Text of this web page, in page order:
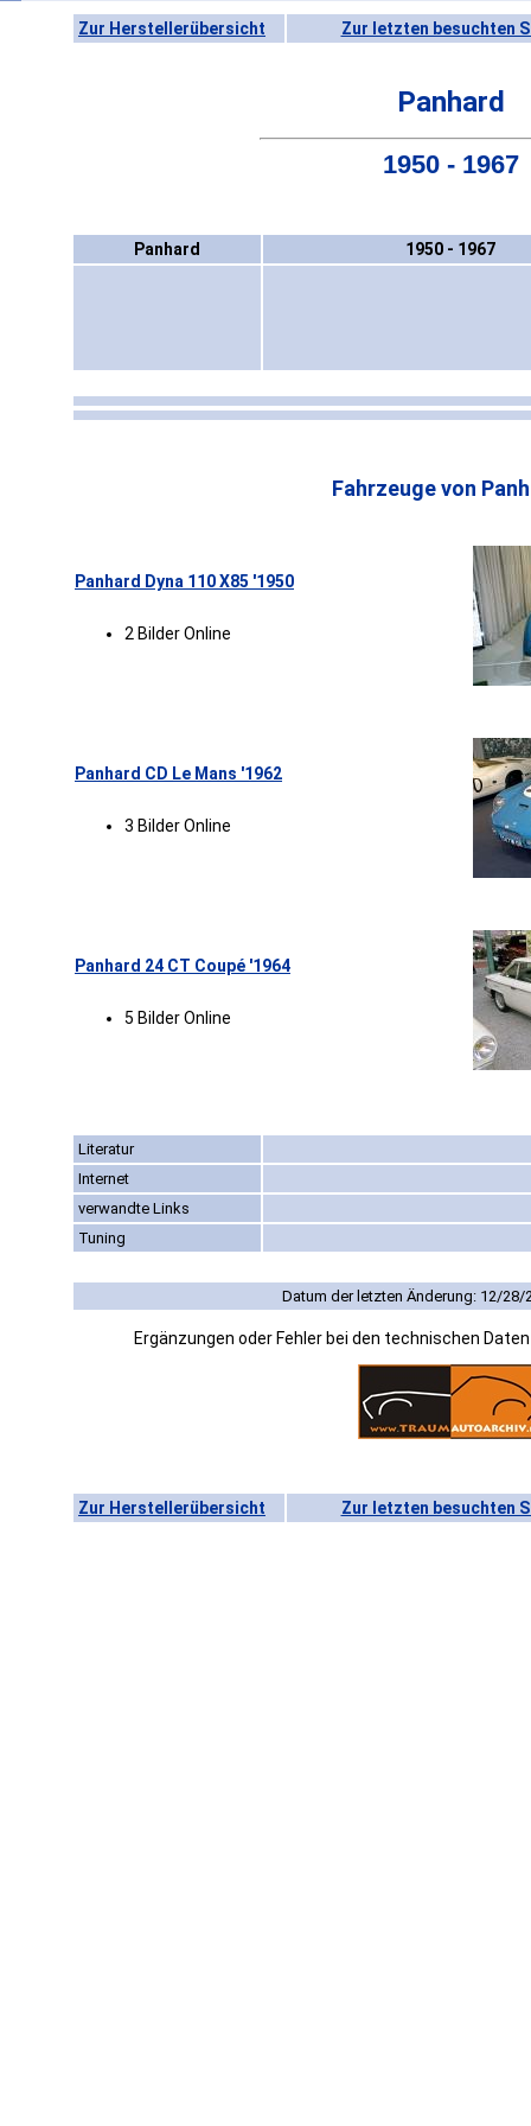
Zur Herstellerübersicht Zur letzten besuchten
Panhard
1950 - 1967
Panhard 1950 - 1967
Fahrzeuge von
Panhard Dyna 110 X85 '1950
2 Bilder Online
Panhard CD Le Mans '1962
3 Bilder Online
Panhard 24 CT Coupé '1964
5 Bilder Online
Literatur
Internet
verwandte Links
Tuning
Datum der letzten Änderung: 12/28/
Ergänzungen oder Fehler bei den technischen
Zur Herstellerübersicht Zur letzten besuchten